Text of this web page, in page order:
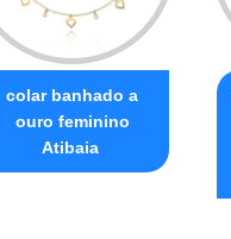
colar banhado a
ouro feminino
Atibaia